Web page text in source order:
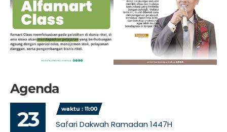
Agenda
23 waktu : 11:00
Safari Dakwah Ramadan 1447H